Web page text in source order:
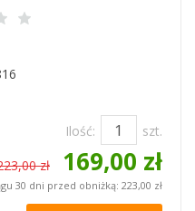
Ilość:
szt.
zł
169,00 zł
30 dni przed obniżką: 223,00 zł